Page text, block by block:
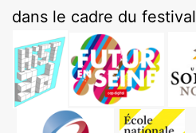
dans le cadre du festival